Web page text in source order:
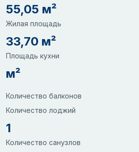
55,05 м²
Жилая площадь
33,70 м²
Площадь кухни
м²
Количество балконов
Количество лоджий
1
Количество санузлов